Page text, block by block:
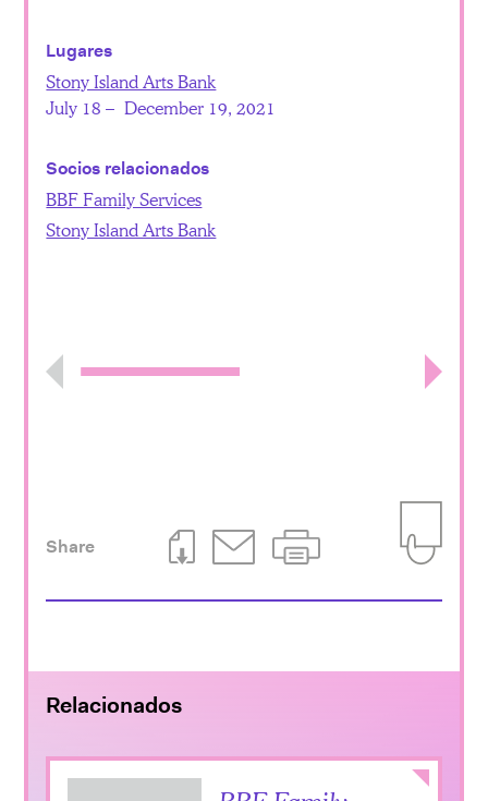
Lugares
Stony Island Arts Bank
July 18 – December 19, 2021
Socios relacionados
BBF Family Services
Stony Island Arts Bank
Previous
Share
Relacionados
Collapse